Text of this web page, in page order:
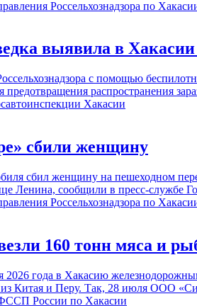
выявила в
с помощью
предотвращения распространения
сбили женщину
сбил женщину на пешеходном
Ленина, сообщили в пресс-службе
160 тонн мяса и
года в Хакасию
из Китая и Перу. Так, 28 июля ООО